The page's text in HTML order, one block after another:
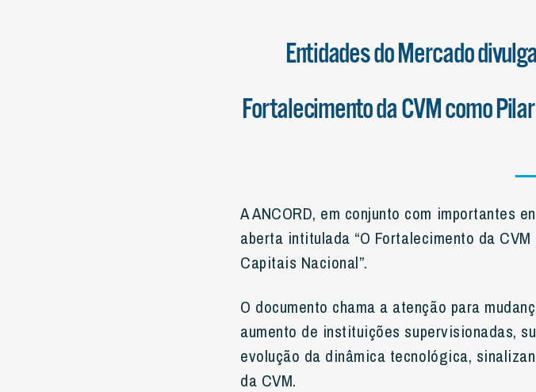
Entidades do Mercado
Fortalecimento da CVM como
A ANCORD, em conjunto com importantes
aberta intitulada “O Fortalecimento da
Capitais Nacional”.
O documento chama a atenção para
aumento de instituições supervisionadas,
evolução da dinâmica tecnológica,
da CVM.